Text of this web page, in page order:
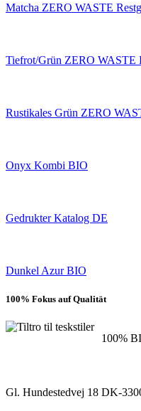
Matcha ZERO WASTE
Tiefrot/Grün ZERO WASTE
Rustikales Grün ZERO
Onyx Kombi BIO
Gedrukter Katalog DE
Dunkel Azur BIO
100% Fokus auf Qualität
100%
Gl. Hundestedvej 18 DK-